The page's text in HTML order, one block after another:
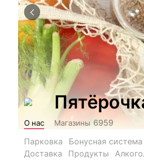
О нас Магазины 6959
Парковка
Бонусная система
Доставка
Продукты